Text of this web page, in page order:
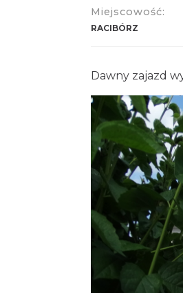
Miejscowość:
RACIBÓRZ
Dawny zajazd